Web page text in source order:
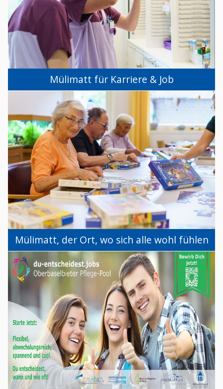
Mülimatt für Karriere & Job
Mülimatt, der Ort, wo sich alle wohl fühlen